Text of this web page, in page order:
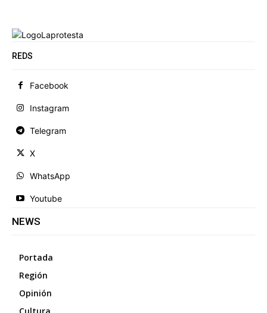
REDS
Facebook
Instagram
Telegram
X
WhatsApp
Youtube
NEWS
Portada
Región
Opinión